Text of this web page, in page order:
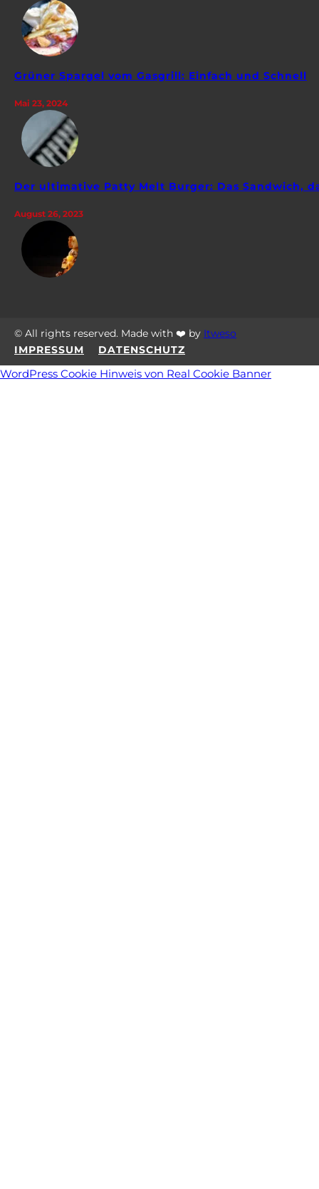
Grüner Spargel vom Gasgrill: Einfach und Schnell
Mai 23, 2024
Der ultimative Patty Melt Burger: Das Sandwich,
August 26, 2023
© All rights reserved. Made with ❤️ by Itweso
IMPRESSUM
DATENSCHUTZ
WordPress Cookie Hinweis von Real Cookie Banner